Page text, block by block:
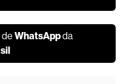
deWhatsAppda